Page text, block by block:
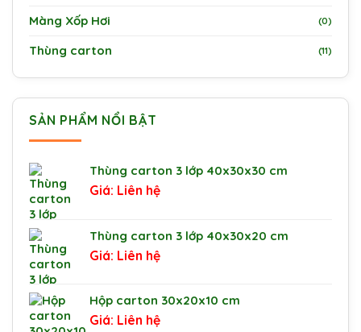
Màng Xốp Hơi (0)
Thùng carton (11)
SẢN PHẨM NỔI BẬT
Thùng carton 3 lớp 40x30x30 cm
Liên hệ
Thùng carton 3 lớp 40x30x20 cm
Liên hệ
Hộp carton 30x20x10 cm
Liên hệ